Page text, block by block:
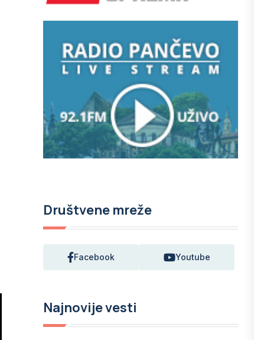
Društvene mreže
Facebook Youtube
Najnovije vesti